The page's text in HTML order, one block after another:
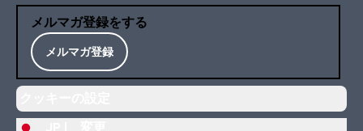
メルマガ登録をする
メルマガ登録